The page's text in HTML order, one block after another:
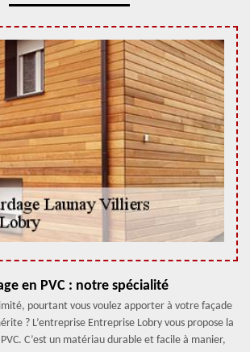
en PVC : notre spécialité
pourtant vous voulez apporter à votre façade
? L’entreprise Entreprise Lobry vous propose la
C’est un matériau durable et facile à manier,